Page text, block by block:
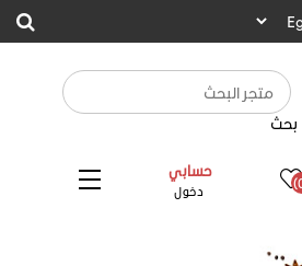
بحث
حسابي
دخول